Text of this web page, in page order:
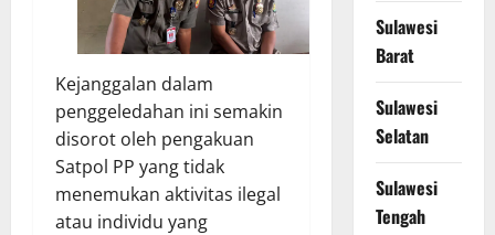
Kejanggalan dalam
penggeledahan ini semakin
disorot oleh pengakuan
Satpol PP yang tidak
menemukan aktivitas ilegal
atau individu yang
Sulawesi
Barat
Sulawesi
Selatan
Sulawesi
Tengah